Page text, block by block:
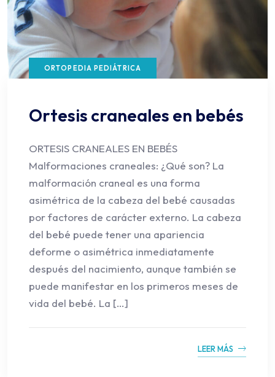
ORTOPEDIA PEDIÁTRICA
Ortesis craneales en bebés
ORTESIS CRANEALES EN BEBÉS
Malformaciones craneales: ¿Qué son? La
malformación craneal es una forma
asimétrica de la cabeza del bebé causadas
por factores de carácter externo. La cabeza
del bebé puede tener una apariencia
deforme o asimétrica inmediatamente
después del nacimiento, aunque también se
puede manifestar en los primeros meses de
vida del bebé. La […]
LEER MÁS